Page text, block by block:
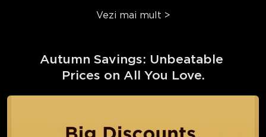
Vezi mai mult >
Autumn Savings: Unbeatable
Prices on All You Love.